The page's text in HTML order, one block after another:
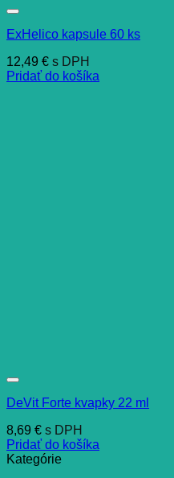
ExHelico kapsule 60 ks
12,49 € s DPH
Pridať do košíka
DeVit Forte kvapky 22 ml
8,69 € s DPH
Pridať do košíka
Kategórie